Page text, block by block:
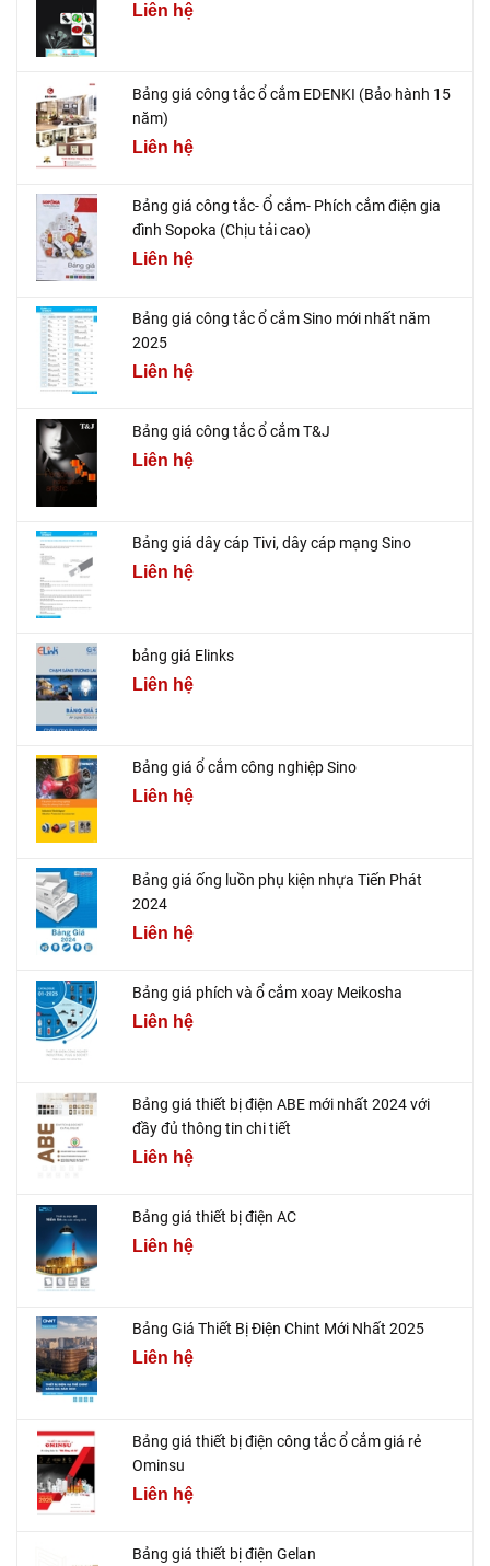
Liên hệ
Bảng giá công tắc ổ cắm EDENKI (Bảo hành 15
năm)
Liên hệ
Bảng giá công tắc- Ổ cắm- Phích cắm điện gia
đình Sopoka (Chịu tải cao)
Liên hệ
Bảng giá công tắc ổ cắm Sino mới nhất năm
2025
Liên hệ
Bảng giá công tắc ổ cắm T&J
Liên hệ
Bảng giá dây cáp Tivi, dây cáp mạng Sino
Liên hệ
bảng giá Elinks
Liên hệ
Bảng giá ổ cắm công nghiệp Sino
Liên hệ
Bảng giá ống luồn phụ kiện nhựa Tiến Phát
2024
Liên hệ
Bảng giá phích và ổ cắm xoay Meikosha
Liên hệ
Bảng giá thiết bị điện ABE mới nhất 2024 với
đầy đủ thông tin chi tiết
Liên hệ
Bảng giá thiết bị điện AC
Liên hệ
Bảng Giá Thiết Bị Điện Chint Mới Nhất 2025
Liên hệ
Bảng giá thiết bị điện công tắc ổ cắm giá rẻ
Ominsu
Liên hệ
Bảng giá thiết bị điện Gelan